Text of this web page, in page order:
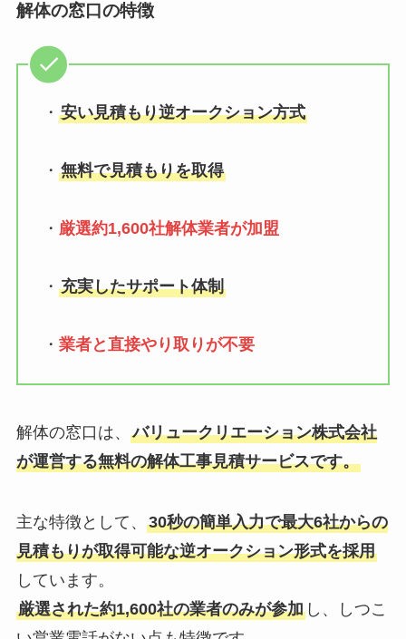
解体の窓口の特徴
・ 安い見積もり逆オークション方式
・ 無料で見積もりを取得
・ 厳選約1,600社解体業者が加盟
・ 充実したサポート体制
・ 業者と直接やり取りが不要
解体の窓口は、 バリュークリエーション株式会社
が運営する無料の解体工事見積サービスです。
主な特徴として、 30秒の簡単入力で最大6社からの
見積もりが取得可能な逆オークション形式を採用
しています。
厳選された約1,600社の業者のみが参加し、しつこ